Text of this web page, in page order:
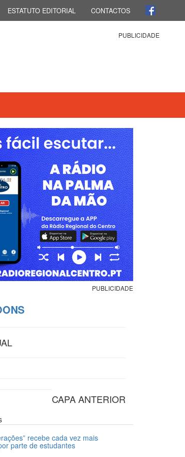
ESTATUTO EDITORIAL CONTACTOS
PUBLICIDADE
PUBLICIDADE
CAPA ANTERIOR
recebe cada vez mais
parte de estudantes